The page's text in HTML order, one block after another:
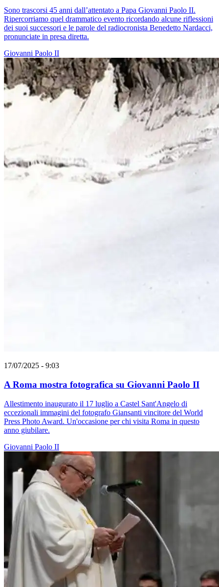
Sono trascorsi 45 anni dall’attentato a Papa Giovanni Paolo II.
Ripercorriamo quel drammatico evento ricordando alcune riflessioni
dei suoi successori e le parole del radiocronista Benedetto Nardacci,
pronunciate in presa diretta.
Giovanni Paolo II
17/07/2025 - 9:03
A Roma mostra fotografica su Giovanni Paolo II
Allestimento inaugurato il 17 luglio a Castel Sant'Angelo di
eccezionali immagini del fotografo Giansanti vincitore del World
Press Photo Award. Un'occasione per chi visita Roma in questo
anno giubilare.
Giovanni Paolo II